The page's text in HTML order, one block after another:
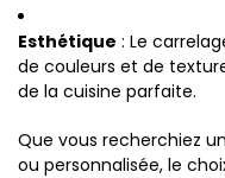
Esthétique : Le
de couleurs et de
de la cuisine parfaite.
Que vous recherchiez
ou personnalisée, le